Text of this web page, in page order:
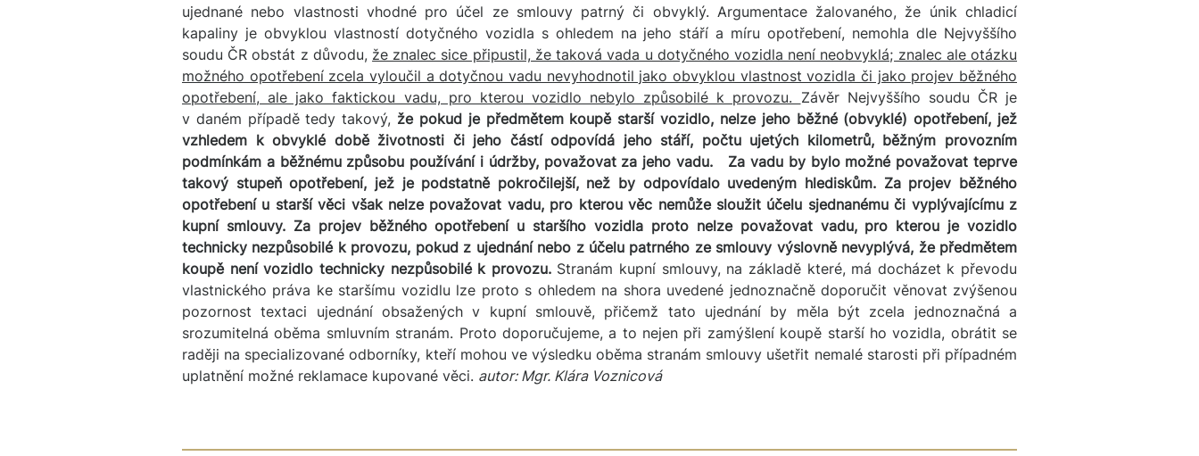
ujednané nebo vlastnosti vhodné pro účel ze smlouvy patrný či obvyklý. Argumentace žalovaného, že únik chladicí
kapaliny je obvyklou vlastností dotyčného vozidla s ohledem na jeho stáří a míru opotřebení, nemohla dle Nejvyššího
soudu ČR obstát z důvodu, že znalec sice připustil, že taková vada u dotyčného vozidla není neobvyklá; znalec ale otázku
možného opotřebení zcela vyloučil a dotyčnou vadu nevyhodnotil jako obvyklou vlastnost vozidla či jako projev běžného
opotřebení, ale jako faktickou vadu, pro kterou vozidlo nebylo způsobilé k provozu. Závěr Nejvyššího soudu ČR je
v daném případě tedy takový, že pokud je předmětem koupě starší vozidlo, nelze jeho běžné (obvyklé) opotřebení, jež
vzhledem k obvyklé době životnosti či jeho částí odpovídá jeho stáří, počtu ujetých kilometrů, běžným provozním
podmínkám a běžnému způsobu používání i údržby, považovat za jeho vadu.
Za vadu by bylo možné považovat teprve
takový stupeň opotřebení, jež je podstatně pokročilejší, než by odpovídalo uvedeným hlediskům. Za projev běžného
opotřebení u starší věci však nelze považovat vadu, pro kterou věc nemůže sloužit účelu sjednanému či vyplývajícímu z
kupní smlouvy. Za projev běžného opotřebení u staršího vozidla proto nelze považovat vadu, pro kterou je vozidlo
technicky nezpůsobilé k provozu, pokud z ujednání nebo z účelu patrného ze smlouvy výslovně nevyplývá, že předmětem
koupě není vozidlo technicky nezpůsobilé k provozu.Stranám kupní smlouvy, na základě které, má docházet k převodu
vlastnického práva ke staršímu vozidlu lze proto s ohledem na shora uvedené jednoznačně doporučit věnovat zvýšenou
pozornost textaci ujednání obsažených v kupní smlouvě, přičemž tato ujednání by měla být zcela jednoznačná a
srozumitelná oběma smluvním stranám. Proto doporučujeme, a to nejen při zamýšlení koupě starší ho vozidla, obrátit se
raději na specializované odborníky, kteří mohou ve výsledku oběma stranám smlouvy ušetřit nemalé starosti při případném
uplatnění možné reklamace kupované věci. autor: Mgr. Klára Voznicová